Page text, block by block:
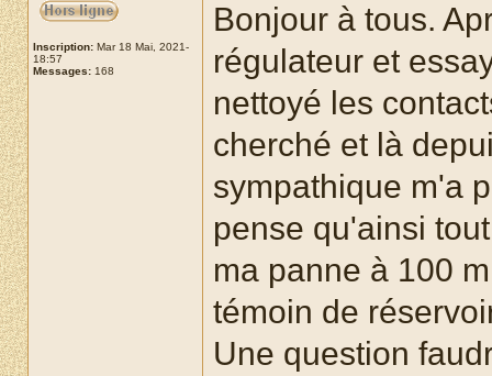
Inscription: Mar 18 Mai, 2021-
18:57
Messages: 168
Bonjour à tous.
régulateur et
nettoyé les
cherché et là
sympathique m'a
pense qu'ainsi
ma panne à 100
témoin de
Une question